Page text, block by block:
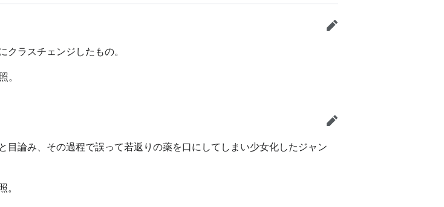
編集
ラスチェンジしたもの。
。
編集
目論み、その過程で誤って若返りの薬を口にしてしまい少女化したジャン
。